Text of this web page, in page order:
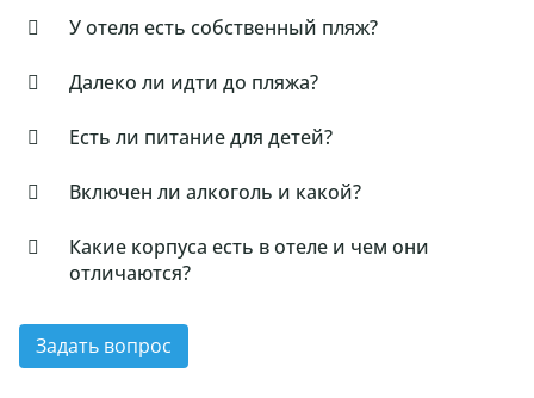
У отеля есть собственный пляж?
Далеко ли идти до пляжа?
Есть ли питание для детей?
Включен ли алкоголь и какой?
Какие корпуса есть в отеле и чем они
отличаются?
Задать вопрос